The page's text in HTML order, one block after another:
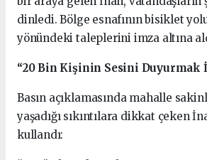
dinledi. Bölge esnafının bisiklet
yönündeki taleplerini imza altına
“20 Bin Kişinin Sesini Duyurmak
Basın açıklamasında mahalle
yaşadığı sıkıntılara dikkat çeken
kullandı: